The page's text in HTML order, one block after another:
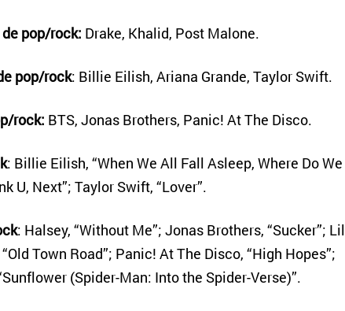
pop/rock: Drake, Khalid, Post Malone.
pop/rock: Billie Eilish, Ariana Grande, Taylor Swift.
rock: BTS, Jonas Brothers, Panic! At The Disco.
: Billie Eilish, “When We All Fall Asleep, Where Do We
U, Next”; Taylor Swift, “Lover”.
: Halsey, “Without Me”; Jonas Brothers, “Sucker”; Lil
Town Road”; Panic! At The Disco, “High Hopes”;
(Spider-Man: Into the Spider-Verse)”.